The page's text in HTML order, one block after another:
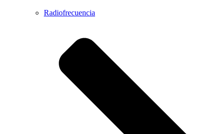
Radiofrecuencia